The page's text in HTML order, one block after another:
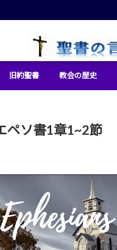
旧約聖書 教会の歴史
ペソ書1章1~2節